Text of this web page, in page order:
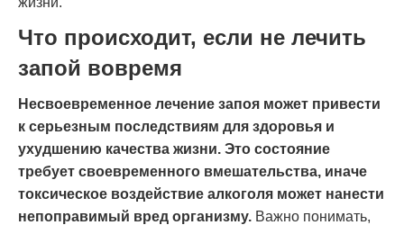
Что происходит, если не лечить
запой вовремя
Несвоевременное лечение запоя может привести
к серьезным последствиям для здоровья и
ухудшению качества жизни. Это состояние
требует своевременного вмешательства, иначе
токсическое воздействие алкоголя может нанести
непоправимый вред организму. Важно понимать,